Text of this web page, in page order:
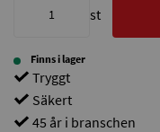
st
Finns i lager
Tryggt
Säkert
45 år i branschen